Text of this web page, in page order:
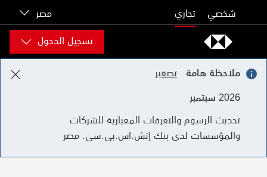
شخصي تجاري
مصر
تسجيل الدخول
ملاحظة هامة تصغير
2026 سبتمبر
تحديث الرسوم والتعرفات المعيارية للشركات
والمؤسسات لدى بنك إتش.اس.بى.سى. مصر